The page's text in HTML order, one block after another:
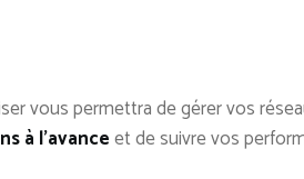
vous permettra de gérer vos
à l’avanceet de suivre vos